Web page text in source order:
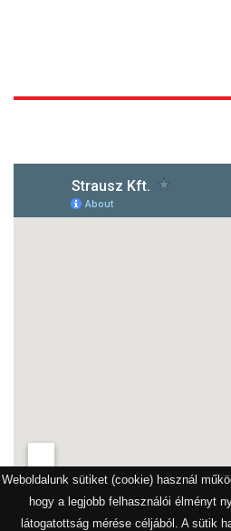
Weboldalunk sütiket (cookie) használ
hogy a legjobb felhasználói élményt
látogatottság mérése céljából. A sütik